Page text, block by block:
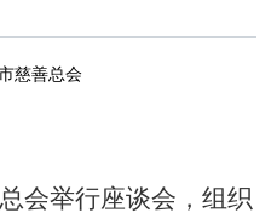
慈善总会
会举行座谈会，组织